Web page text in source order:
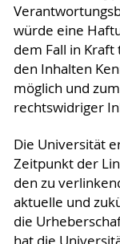
würde eine
dem Fall in
den Inhalten
möglich und
rechtswidriger
Die Universität
Zeitpunkt der
den zu
aktuelle und
die